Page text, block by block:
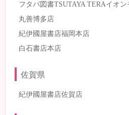
フタバ図書TSUTAYA TERAイオ
丸善博多店
紀伊國屋書店福岡本店
白石書店本店
佐賀県
紀伊國屋書店佐賀店